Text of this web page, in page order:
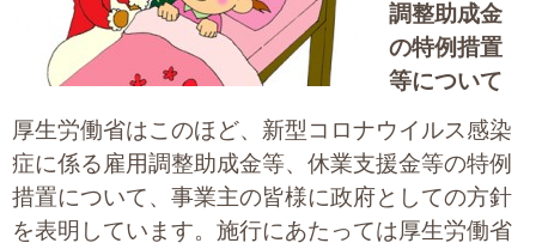
調整助成金
の特例措置
等について
厚生労働省はこのほど、新型コロナウイルス感染
症に係る雇用調整助成金等、休業支援金等の特例
措置について、事業主の皆様に政府としての方針
を表明しています。施行にあたっては厚生労働省
費用の目安
実績一覧
お客様の声
よくあるご質問